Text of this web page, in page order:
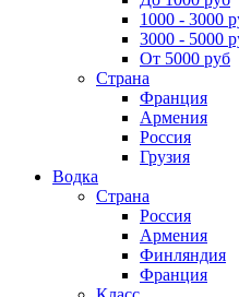
1000 - 3000
3000 - 5000
От 5000 руб
Страна
Франция
Армения
Россия
Грузия
Водка
Страна
Россия
Армения
Финляндия
Франция